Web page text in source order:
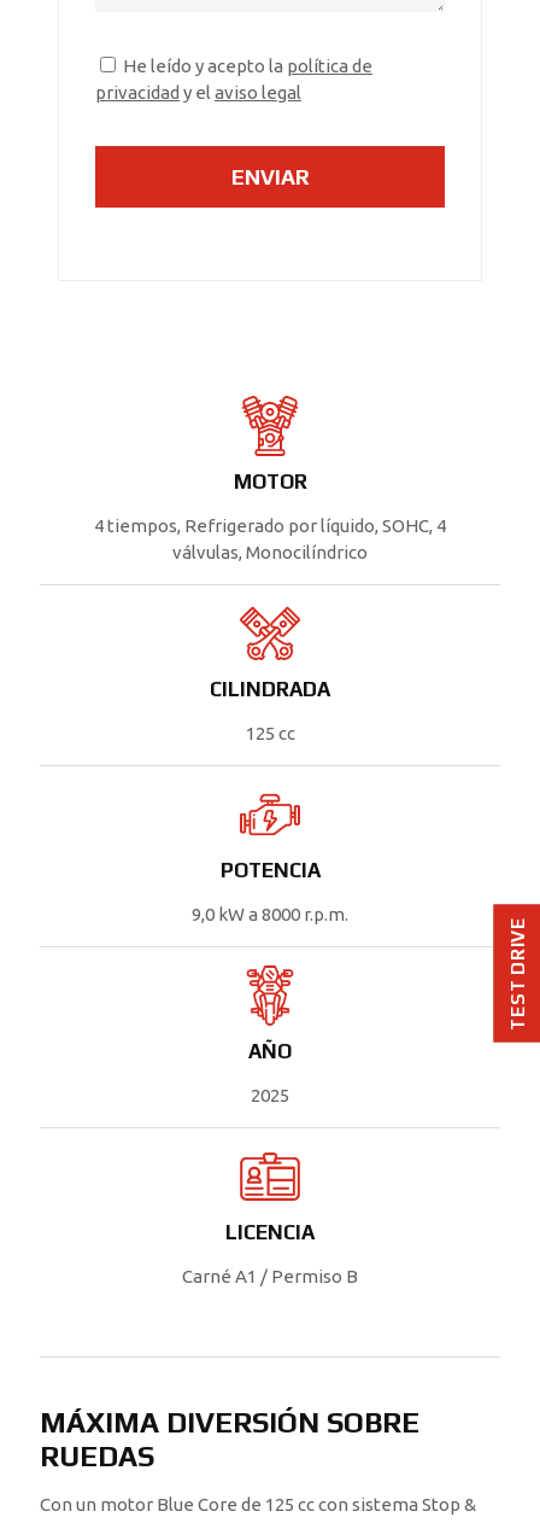
MOTOR
4 tiempos, Refrigerado por líquido, SOHC, 4
válvulas, Monocilíndrico
CILINDRADA
125 cc
POTENCIA
9,0 kW a 8000 r.p.m.
AÑO
2025
LICENCIA
Carné A1 / Permiso B
MÁXIMA DIVERSIÓN SOBRE
RUEDAS
Con un motor Blue Core de 125 cc con sistema Stop &
He leído y acepto la política de
privacidad y el aviso legal
TEST DRIVE